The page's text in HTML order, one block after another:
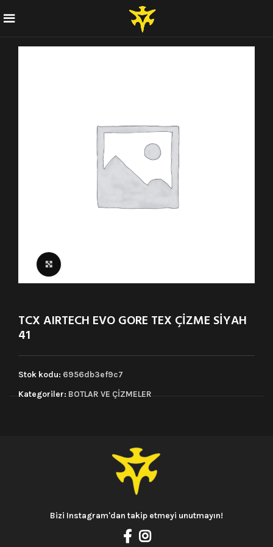
TCX AIRTECH EVO GORE TEX ÇİZME SİYAH
41
Stok kodu: 6956db3ef9c7
Kategoriler:BOTLAR VE ÇİZMELER
Bizi Instagram'dan takip etmeyi unutmayın!